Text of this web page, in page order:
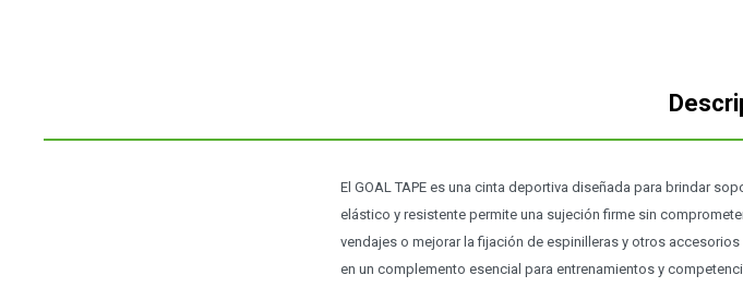
El GOAL TAPE es una cinta deportiva diseñada para brindar
elástico y resistente permite una sujeción firme sin
vendajes o mejorar la fijación de espinilleras y otros
en un complemento esencial para entrenamientos y